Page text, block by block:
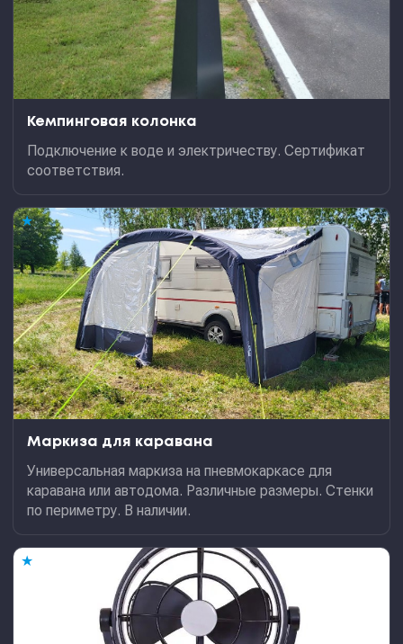
Кемпинговая колонка
Подключение к воде и электричеству. Сертификат
соответствия.
★
Маркиза для каравана
Универсальная маркиза на пневмокаркасе для
каравана или автодома. Различные размеры. Стенки
по периметру. В наличии.
★